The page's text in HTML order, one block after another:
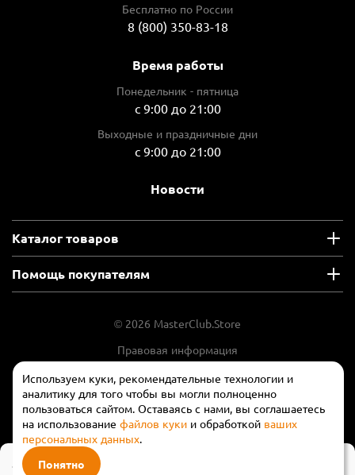
Используем куки, рекомендательные технологии и
аналитику для того чтобы вы могли полноценно
пользоваться сайтом. Оставаясь с нами, вы соглашаетесь
на использование файлов куки и обработкой ваших
персональных данных.
Понятно
58 270 ₽
Бесплатно по России
8 (800) 350-83-18
Время работы
Понедельник - пятница
с 9:00 до 21:00
Выходные и праздничные дни
с 9:00 до 21:00
Новости
Каталог товаров
Помощь покупателям
© 2026 MasterClub.Store
Правовая информация
Положение об обработки и защите
персональных данных